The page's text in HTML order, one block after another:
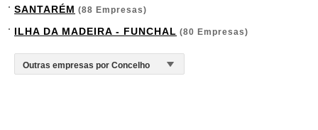
SANTARÉM (88 Empresas)
ILHA DA MADEIRA - FUNCHAL (80 Empresas)